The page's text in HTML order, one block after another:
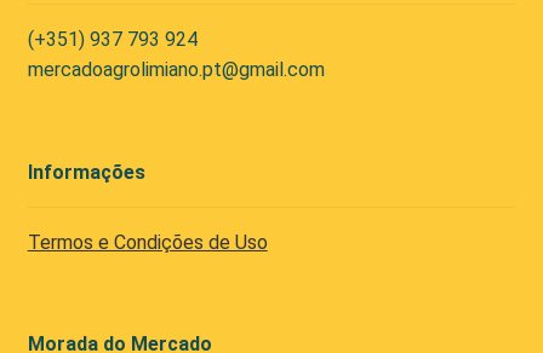
(+351) 937 793 924
mercadoagrolimiano.pt@gmail.com
Informações
Termos e Condições de Uso
Morada do Mercado